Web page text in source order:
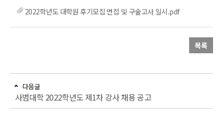
2022학년도 대학원 후기모집 면접 및 구술고사 일시.pdf
목록
다음글
사범대학 2022학년도 제1차 강사 채용 공고